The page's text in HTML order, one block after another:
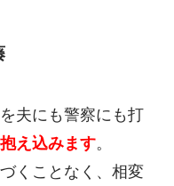
夫にも警察にも打
え込みます。
くことなく、相変